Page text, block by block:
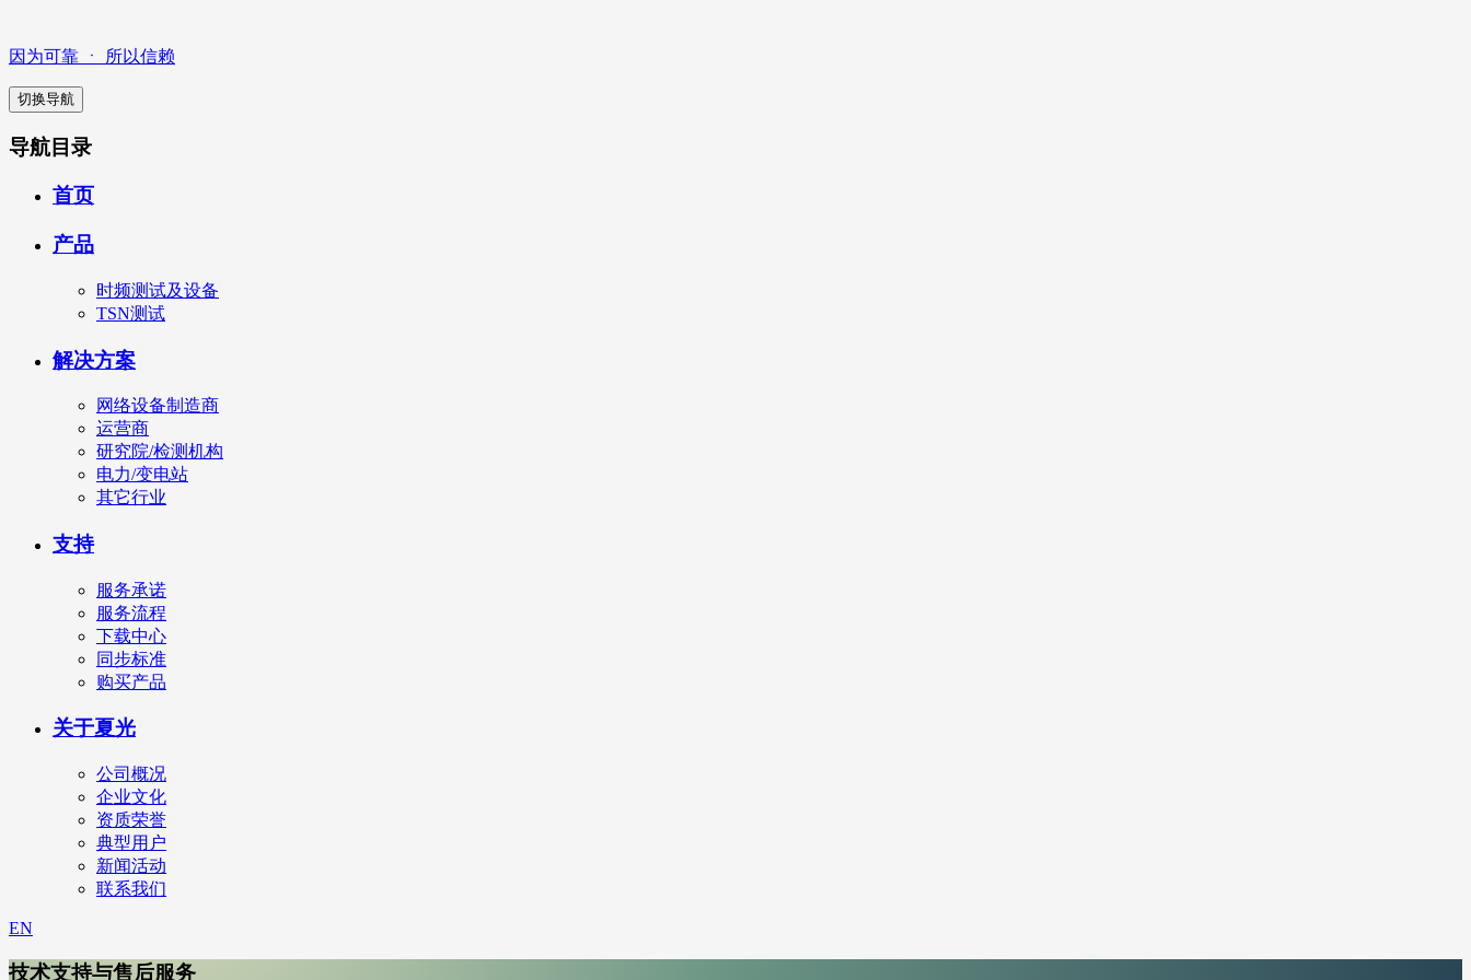
因为可靠 ㆍ 所以信赖
切换导航
导航目录
首页
产品
时频测试及设备
TSN测试
解决方案
网络设备制造商
运营商
研究院/检测机构
电力/变电站
其它行业
支持
服务承诺
服务流程
下载中心
同步标准
购买产品
关于夏光
公司概况
企业文化
资质荣誉
典型用户
新闻活动
联系我们
EN
技术支持与售后服务